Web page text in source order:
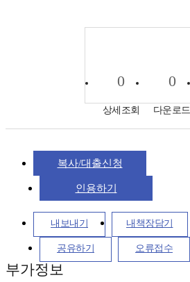
0
상세조회
0
다운로드
복사/대출신청
인용하기
내보내기 내책장담기
공유하기 오류접수
부가정보